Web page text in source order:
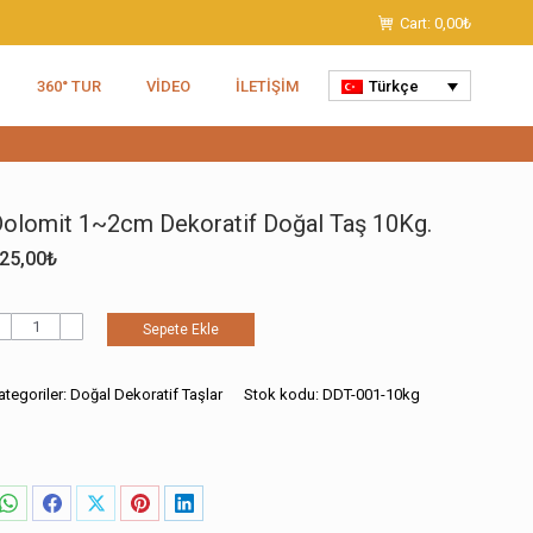
Cart: 0,00₺
360° TUR VIDEO İLETIŞIM Türkçe
1~2cm Dekoratif Doğal Taş 10Kg.
₺
Sepete Ekle
Doğal Dekoratif Taşlar Stok kodu:DDT-001-10kg
ShareShareShareShareShare